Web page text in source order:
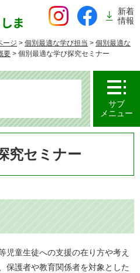
新着
情報
ージ > 個別最適な学び担当 > 個別最適な
要 > 個別最適な学び探究セミナー
サブ
メニュー
究セミナー
児童生徒への支援の在り方や考え
保護者や教育関係者を対象とした